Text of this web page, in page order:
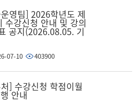
영팀] 2026학년도 제
수강신청 안내 및 강의
공지(2026.08.05. 기
07-10 403900
] 수강신청 학점이월
안내